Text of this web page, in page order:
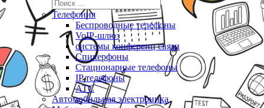
Телефония
Беспроводные телефоны
VoIP-шлюз
системы конференц связи
Спикерфоны
Стационарные телефоны
IP телефоны
АТС
Автомобильная электроника